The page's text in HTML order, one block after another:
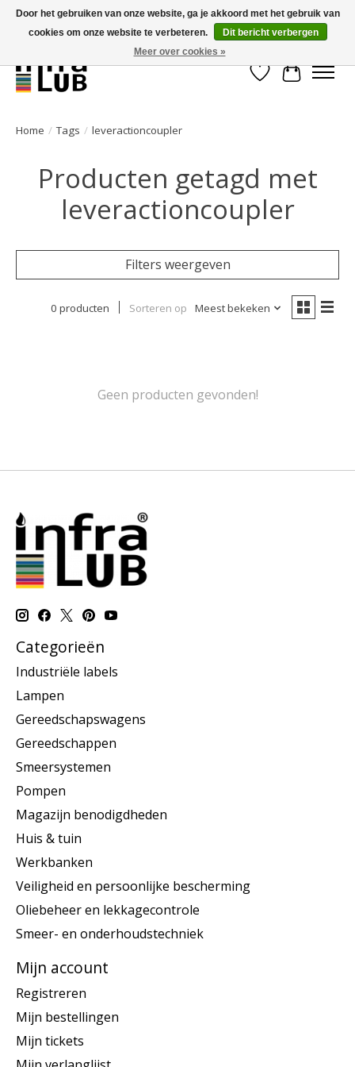
Minder stilstand, meer rendement!
Verlanglijst
Home / Tags / leveractioncoupler
Producten getagd met
leveractioncoupler
Filters weergeven
0 producten Sorteren op Meest bekeken
Geen producten gevonden!
Categorieën
Industriële labels
Lampen
Gereedschapswagens
Gereedschappen
Smeersystemen
Pompen
Magazijn benodigdheden
Huis & tuin
Werkbanken
Veiligheid en persoonlijke bescherming
Oliebeheer en lekkagecontrole
Smeer- en onderhoudstechniek
Mijn account
Registreren
Mijn bestellingen
Mijn tickets
Door het gebruiken van onze website, ga je akkoord met het gebruik van
cookies om onze website te verbeteren.
Dit bericht verbergen
Meer over cookies »